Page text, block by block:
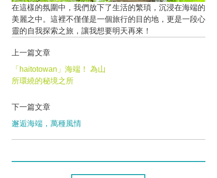
在這樣的氛圍中，我們放下了生活的繁瑣，沉浸在海端的
美麗之中。這裡不僅僅是一個旅行的目的地，更是一段心
靈的自我探索之旅，讓我想要明天再來！
上一篇文章
「haitotowan」海端！ 為山
所環繞的秘境之所
下一篇文章
邂逅海端，萬種風情